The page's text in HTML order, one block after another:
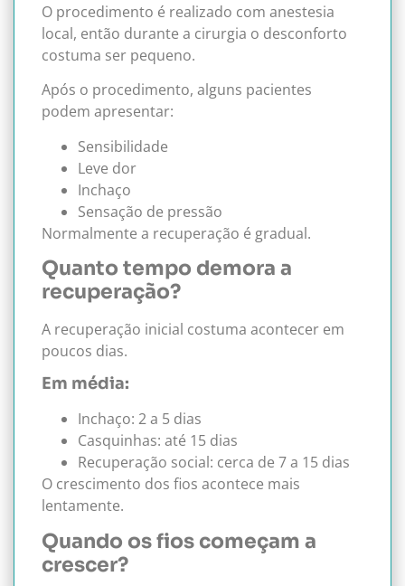
O procedimento é realizado com anestesia
local, então durante a cirurgia o desconforto
costuma ser pequeno.
Após o procedimento, alguns pacientes
podem apresentar:
Sensibilidade
Leve dor
Inchaço
Sensação de pressão
Normalmente a recuperação é gradual.
Quanto tempo demora a
recuperação?
A recuperação inicial costuma acontecer em
poucos dias.
Em média:
Inchaço: 2 a 5 dias
Casquinhas: até 15 dias
Recuperação social: cerca de 7 a 15 dias
O crescimento dos fios acontece mais
lentamente.
Quando os fios começam a
crescer?